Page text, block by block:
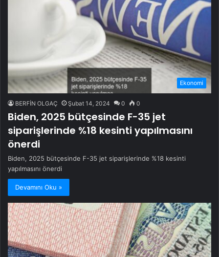
Ekonomi
BERFİN OLGAÇ Şubat 14, 2024 0 0
Biden, 2025 bütçesinde F-35 jet
siparişlerinde %18 kesinti yapılmasını
önerdi
Biden, 2025 bütçesinde F-35 jet siparişlerinde %18 kesinti
yapılmasını önerdi
Devamını Oku »